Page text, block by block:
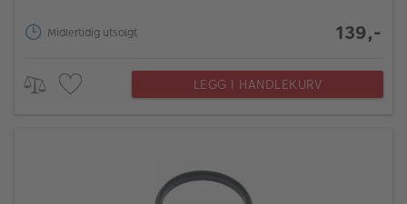
Midlertidig utsolgt 139,-
LEGG I HANDLEKURV